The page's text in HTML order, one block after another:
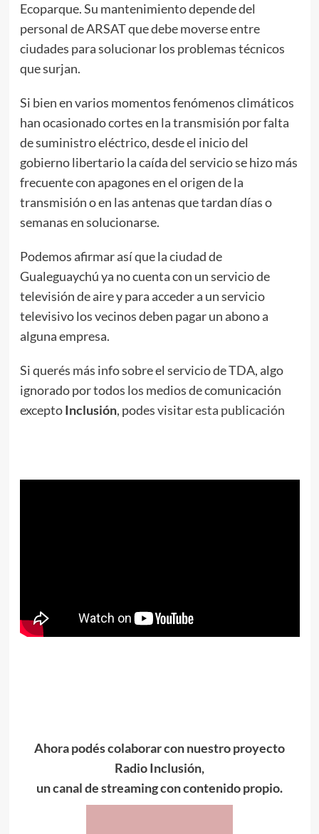
Ecoparque. Su mantenimiento depende del
personal de ARSAT que debe moverse entre
ciudades para solucionar los problemas técnicos
que surjan.
Si bien en varios momentos fenómenos climáticos
han ocasionado cortes en la transmisión por falta
de suministro eléctrico, desde el inicio del
gobierno libertario la caída del servicio se hizo más
frecuente con apagones en el origen de la
transmisión o en las antenas que tardan días o
semanas en solucionarse.
Podemos afirmar así que la ciudad de
Gualeguaychú ya no cuenta con un servicio de
televisión de aire y para acceder a un servicio
televisivo los vecinos deben pagar un abono a
alguna empresa.
Si querés más info sobre el servicio de TDA, algo
ignorado por todos los medios de comunicación
exceptoInclusión, podes visitaresta publicación
Ahora podés colaborar con nuestro proyecto
Radio Inclusión,
un canal de streaming con contenido propio.